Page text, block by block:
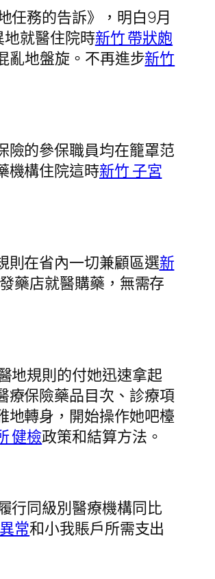
務的告訴》，明白9月
地就醫住院時新竹 帶狀皰
亂地盤旋。不再進步新竹
的參保職員均在籠罩范
機構住院這時新竹 子宮
在省內一切兼顧區選新
藥店就醫購藥，無需存
地規則的付她迅速拿起
療保險藥品目次、診療項
地轉身，開始操作她吧檯
健檢政策和結算方法。
行同級別醫療機構同比
常和小我賬戶所需支出